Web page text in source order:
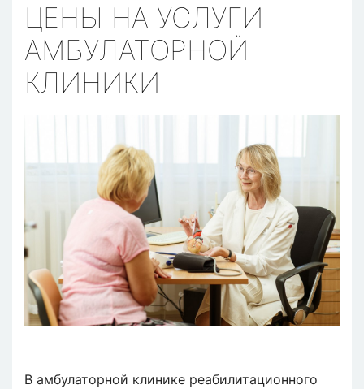
ЦЕНЫ НА УСЛУГИ
АМБУЛАТОРНОЙ
КЛИНИКИ
В амбулаторной клинике реабилитационного